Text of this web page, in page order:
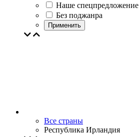
Наше спецпредложение
Без поджанра
Применить
Все страны
Республика Ирландия